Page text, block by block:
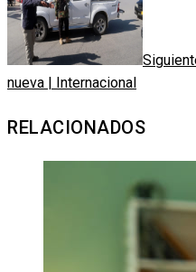
nueva | Internacional
RELACIONADOS